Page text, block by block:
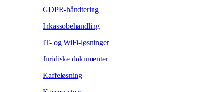
GDPR-håndtering
Inkassobehandling
IT- og WiFi-løsninger
Juridiske dokumenter
Kaffeløsning